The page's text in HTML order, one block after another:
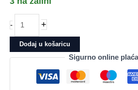
-
9SX
6000i
RT3U
1/1phase,
+
Dodaj u košaricu
Sigurno online